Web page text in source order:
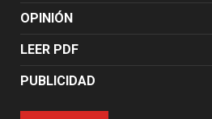
OPINIÓN
LEER PDF
PUBLICIDAD